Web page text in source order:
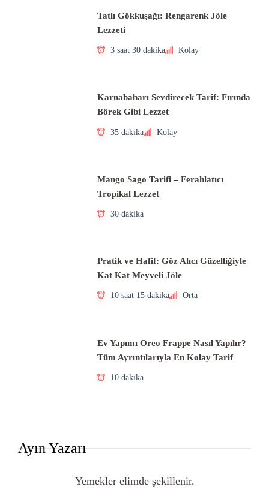
Tatlı Gökkuşağı: Rengarenk Jöle
Lezzeti
3 saat 30 dakika Kolay
Karnabaharı Sevdirecek Tarif: Fırında
Börek Gibi Lezzet
35 dakika Kolay
Mango Sago Tarifi – Ferahlatıcı
Tropikal Lezzet
30 dakika
Pratik ve Hafif: Göz Alıcı Güzelliğiyle
Kat Kat Meyveli Jöle
10 saat 15 dakika Orta
Ev Yapımı Oreo Frappe Nasıl Yapılır?
Tüm Ayrıntılarıyla En Kolay Tarif
10 dakika
Ayın Yazarı
Yemekler elimde şekillenir.